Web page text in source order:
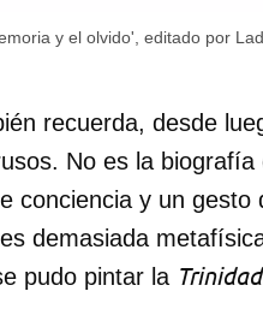
y el olvido', editado por
recuerda, desde
No es la
conciencia y un gesto
demasiada
pudo pintar la Trinidad